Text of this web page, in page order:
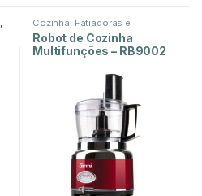
Cozinha Fatiadoras e
Picadoras Peq. Domésticos
Robot de Cozinha
Multifunções – RB9002